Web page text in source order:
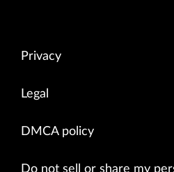
Privacy
Legal
DMCA policy
Do not sell or share my